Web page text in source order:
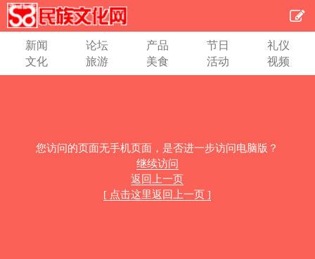
新闻 论坛 产品 节日
礼仪
文化
旅游 美食 活动 视频
您访问的页面无手机页面，是否进一步访问电脑版？
继续访问
返回上一页
[ 点击这里返回上一页 ]